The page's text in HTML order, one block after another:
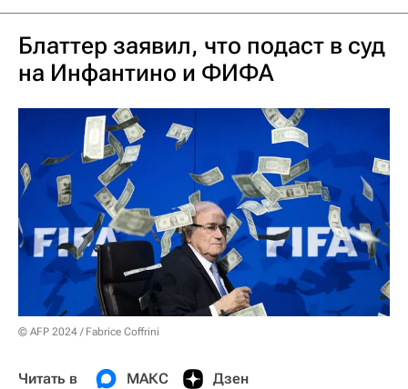
Блаттер заявил, что подаст в суд
на Инфантино и ФИФА
© AFP 2024 / Fabrice Coffrini
Читать в МАКС Дзен